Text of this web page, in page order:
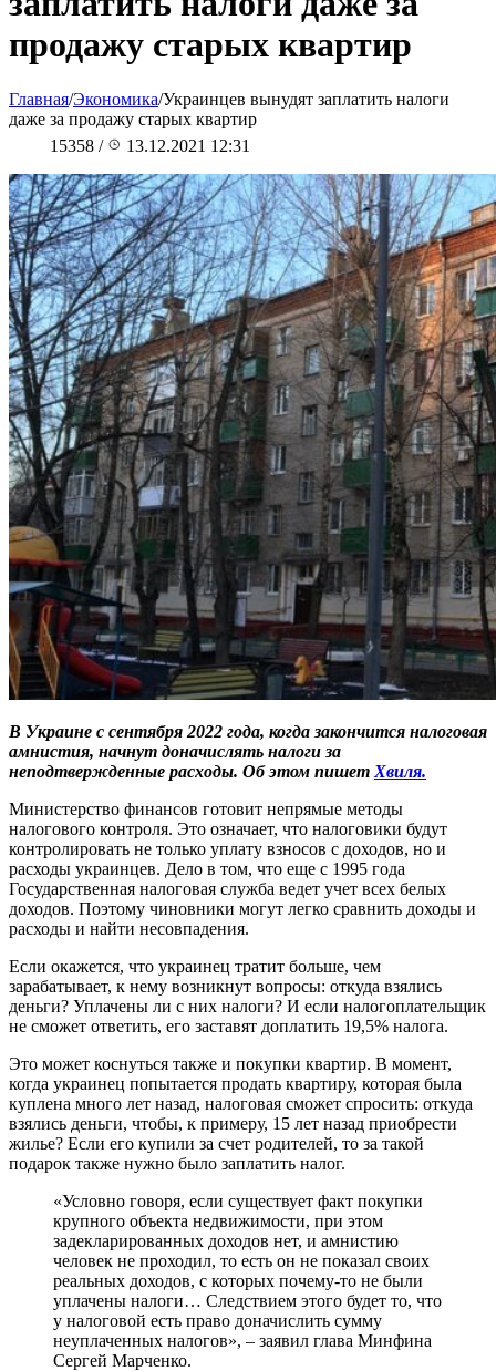
продажу старых квартир
Главная/Экономика/Украинцев вынудят заплатить налоги
даже за продажу старых квартир
15358 / 13.12.2021 12:31
В Украине с сентября 2022 года, когда закончится налоговая
амнистия, начнут доначислять налоги за
неподтвержденные расходы. Об этом пишет Хвиля.
Министерство финансов готовит непрямые методы
налогового контроля. Это означает, что налоговики будут
контролировать не только уплату взносов с доходов, но и
расходы украинцев. Дело в том, что еще с 1995 года
Государственная налоговая служба ведет учет всех белых
доходов. Поэтому чиновники могут легко сравнить доходы и
расходы и найти несовпадения.
Если окажется, что украинец тратит больше, чем
зарабатывает, к нему возникнут вопросы: откуда взялись
деньги? Уплачены ли с них налоги? И если налогоплательщик
не сможет ответить, его заставят доплатить 19,5% налога.
Это может коснуться также и покупки квартир. В момент,
когда украинец попытается продать квартиру, которая была
куплена много лет назад, налоговая сможет спросить: откуда
взялись деньги, чтобы, к примеру, 15 лет назад приобрести
жилье? Если его купили за счет родителей, то за такой
подарок также нужно было заплатить налог.
«Условно говоря, если существует факт покупки
крупного объекта недвижимости, при этом
задекларированных доходов нет, и амнистию
человек не проходил, то есть он не показал своих
реальных доходов, с которых почему-то не были
уплачены налоги… Следствием этого будет то, что
у налоговой есть право доначислить сумму
неуплаченных налогов», – заявил глава Минфина
Сергей Марченко.